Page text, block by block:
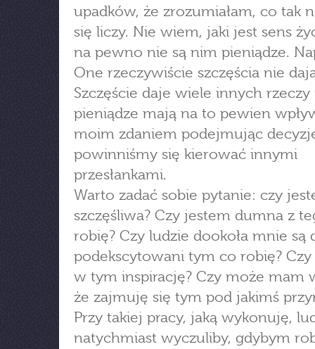
upadków, że zrozumiałam, co tak
się liczy. Nie wiem, jaki jest sens
na pewno nie są nim pieniądze.
One rzeczywiście szczęścia nie
Szczęście daje wiele innych rzeczy
pieniądze mają na to pewien
moim zdaniem podejmując
powinniśmy się kierować innymi
przesłankami.
Warto zadać sobie pytanie: czy
szczęśliwa? Czy jestem dumna z
robię? Czy ludzie dookoła mnie są
podekscytowani tym co robię?
w tym inspirację? Czy może mam
że zajmuję się tym pod jakimś
Przy takiej pracy, jaką wykonuję,
natychmiast wyczuliby, gdybym